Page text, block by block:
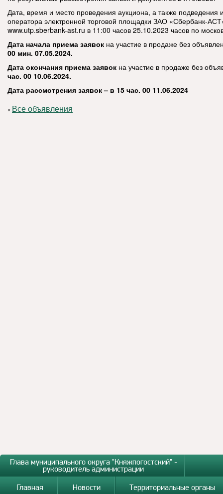
Дата, время и место проведения аукциона, а также подведения
оператора электронной торговой площадки ЗАО «Сбербанк-
www.utp.sberbank-ast.ru в 11:00 часов 25.10.2023 часов по
Дата начала приема заявок на участие в продаже без
00 мин. 07.05.2024.
Дата окончания приема заявок на участие в продаже без
час. 00 10.06.2024.
Дата рассмотрения заявок – в 15 час. 00 11.06.2024
« Все объявления
Глава муниципального округа "Княжпогостский" -
руководитель администрации
Главная
Новости Территориальные органы